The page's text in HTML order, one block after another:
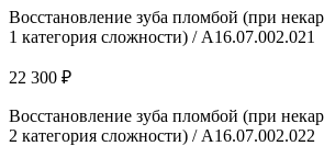
Восстановление зуба пломбой (при
1 категория сложности) / A16.07.002.021
22 300 ₽
Восстановление зуба пломбой (при
2 категория сложности) / A16.07.002.022